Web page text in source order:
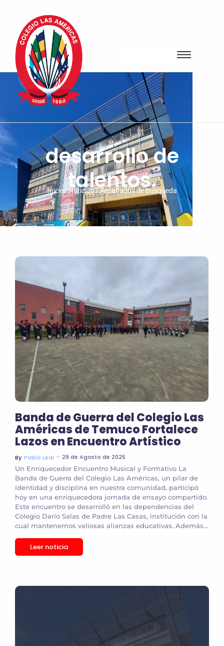
desarrollo de
talentos.
Inicio/ Noticias / Resultados de Busqueda
Banda de Guerra del Colegio Las
Américas de Temuco Fortalece
Lazos en Encuentro Artístico
By Pablo Leal ~ 29 de Agosto de 2025
Un Enriquecedor Encuentro Musical y Formativo La
Banda de Guerra del Colegio Las Américas, un pilar de
identidad y disciplina en nuestra comunidad, participó
hoy en una enriquecedora jornada de ensayo compartido.
Este encuentro se desarrolló en las dependencias del
Colegio Darío Salas de Padre Las Casas, institución con la
cual mantenemos valiosas alianzas educativas. Además...
Leer noticia